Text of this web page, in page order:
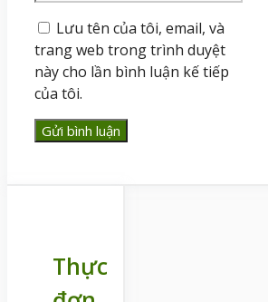
Lưu tên của tôi, email, và
trang web trong trình duyệt
này cho lần bình luận kế tiếp
của tôi.
Thực